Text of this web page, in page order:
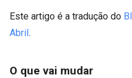
Este artigo é a tradução do
Abril.
O que vai mudar